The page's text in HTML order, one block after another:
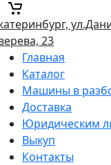
23
Главная
Каталог
Машины в
Доставка
Юридическим
Выкуп
Контакты